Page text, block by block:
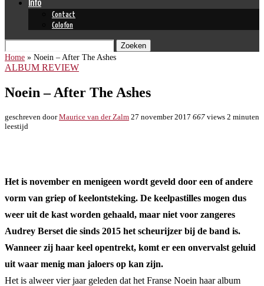
Info
Contact
Colofon
Zoeken
Home » Noein – After The Ashes
ALBUM REVIEW
Noein – After The Ashes
geschreven doorMaurice van der Zalm 27 november 2017 667 views 2 minuten
leestijd
Het is november en menigeen wordt geveld door een of andere
vorm van griep of keelontsteking. De keelpastilles mogen dus
weer uit de kast worden gehaald, maar niet voor zangeres
Audrey Berset die sinds 2015 het scheurijzer bij de band is.
Wanneer zij haar keel opentrekt, komt er een onvervalst geluid
uit waar menig man jaloers op kan zijn.
Het is alweer vier jaar geleden dat het Franse Noein haar album